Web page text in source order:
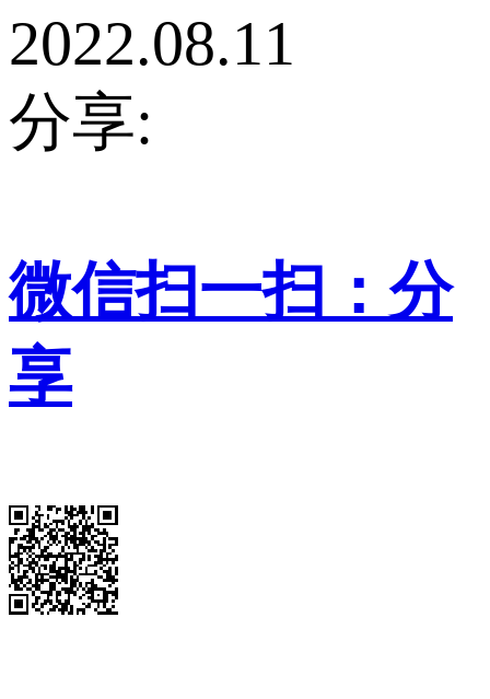
2022.08.11
分享:
微信扫一扫：分
享